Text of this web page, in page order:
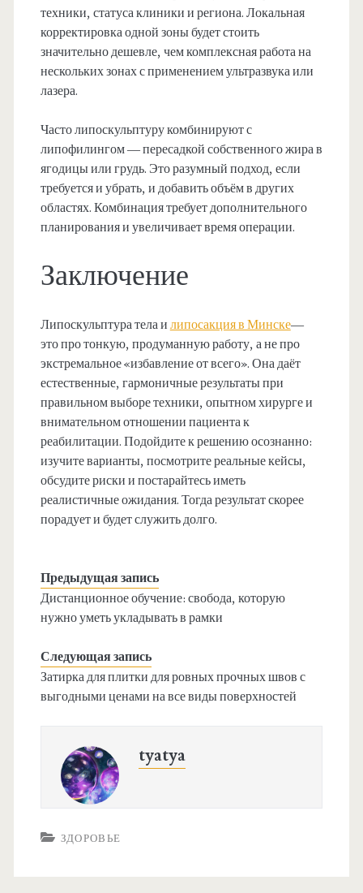
техники, статуса клиники и региона. Локальная
корректировка одной зоны будет стоить
значительно дешевле, чем комплексная работа на
нескольких зонах с применением ультразвука или
лазера.
Часто липоскульптуру комбинируют с
липофилингом — пересадкой собственного жира в
ягодицы или грудь. Это разумный подход, если
требуется и убрать, и добавить объём в других
областях. Комбинация требует дополнительного
планирования и увеличивает время операции.
Заключение
Липоскульптура тела и липосакция в Минске—
это про тонкую, продуманную работу, а не про
экстремальное «избавление от всего». Она даёт
естественные, гармоничные результаты при
правильном выборе техники, опытном хирурге и
внимательном отношении пациента к
реабилитации. Подойдите к решению осознанно:
изучите варианты, посмотрите реальные кейсы,
обсудите риски и постарайтесь иметь
реалистичные ожидания. Тогда результат скорее
порадует и будет служить долго.
Предыдущая запись
Дистанционное обучение: свобода, которую
нужно уметь укладывать в рамки
Следующая запись
Затирка для плитки для ровных прочных швов с
выгодными ценами на все виды поверхностей
tyatya
ЗДОРОВЬЕ